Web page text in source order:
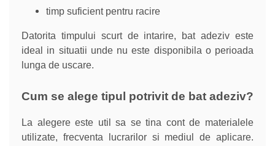
timp suficient pentru racire
Datorita timpului scurt de intarire, bat adeziv este
ideal in situatii unde nu este disponibila o perioada
lunga de uscare.
Cum se alege tipul potrivit de bat adeziv?
La alegere este util sa se tina cont de materialele
utilizate, frecventa lucrarilor si mediul de aplicare.